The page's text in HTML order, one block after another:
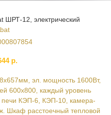
ШРТ-12, электрический
р.
эл. мощность 1600Вт,
600х800, каждый уровень
печи КЭП-6, КЭП-10, камера-
Шкаф расстоечный тепловой